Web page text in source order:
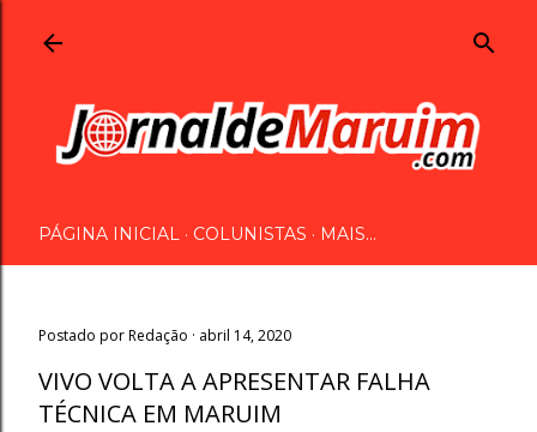
PÁGINA INICIAL COLUNISTAS MAIS…
Postado porRedação abril 14, 2020
VIVO VOLTA A APRESENTAR FALHA
TÉCNICA EM MARUIM